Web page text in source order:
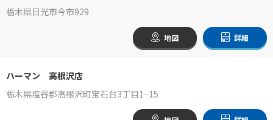
栃木県日光市今市929
地図 詳細
ハーマン 高根沢店
栃木県塩谷郡高根沢町宝石台3丁目1−15